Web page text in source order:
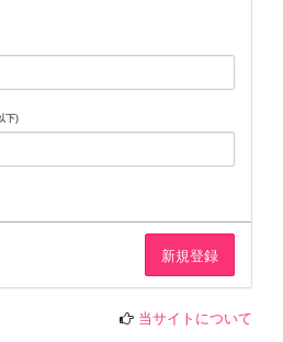
下)
当サイトについて